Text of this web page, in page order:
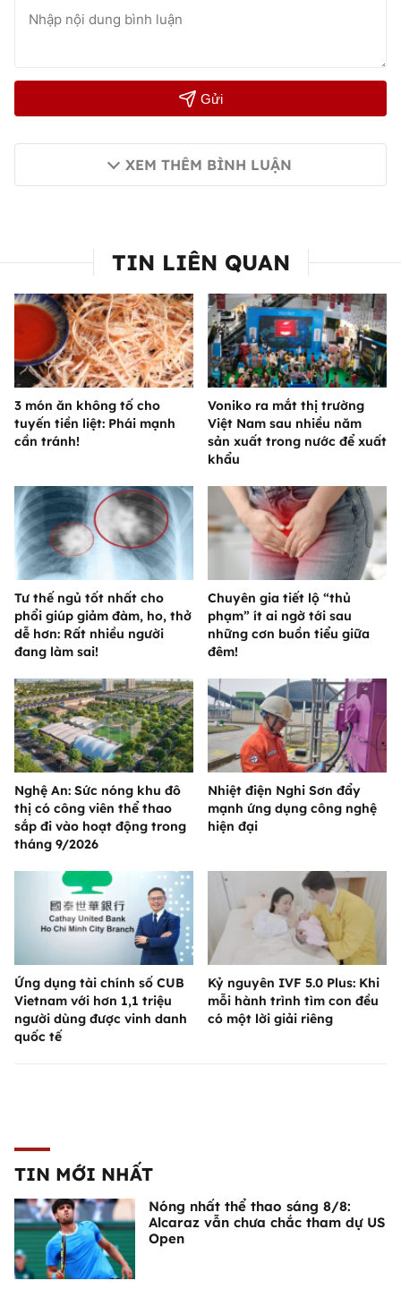
Gửi
XEM THÊM BÌNH LUẬN
TIN LIÊN QUAN
3 món ăn không tố cho
tuyến tiền liệt: Phái mạnh
cần tránh!
Voniko ra mắt thị trường
Việt Nam sau nhiều năm
sản xuất trong nước để xuất
khẩu
Tư thế ngủ tốt nhất cho
phổi giúp giảm đàm, ho, thở
dễ hơn: Rất nhiều người
đang làm sai!
Chuyên gia tiết lộ “thủ
phạm” ít ai ngờ tới sau
những cơn buồn tiểu giữa
đêm!
Nghệ An: Sức nóng khu đô
thị có công viên thể thao
sắp đi vào hoạt động trong
tháng 9/2026
Nhiệt điện Nghi Sơn đẩy
mạnh ứng dụng công nghệ
hiện đại
Ứng dụng tài chính số CUB
Vietnam với hơn 1,1 triệu
người dùng được vinh danh
quốc tế
Kỷ nguyên IVF 5.0 Plus: Khi
mỗi hành trình tìm con đều
có một lời giải riêng
TIN MỚI NHẤT
Nóng nhất thể thao sáng 8/8:
Alcaraz vẫn chưa chắc tham dự US
Open